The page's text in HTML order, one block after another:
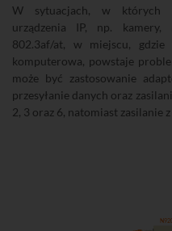
W sytuacjach, w których
urządzenia IP, np. kamery,
802.3af/at, w miejscu,
komputerowa, powstaje
może być zastosowanie
przesyłanie danych oraz
2, 3 oraz 6, natomiast zasilanie